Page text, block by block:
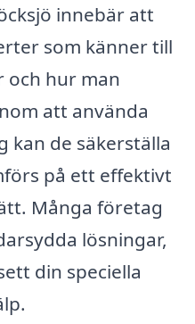
innebär att
som känner till
och hur man
att använda
kan de säkerställa
på ett effektivt
Många företag
lösningar,
din speciella